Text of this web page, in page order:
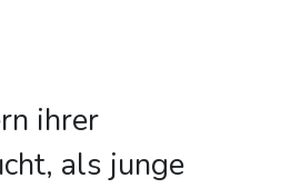
ihrer
als junge